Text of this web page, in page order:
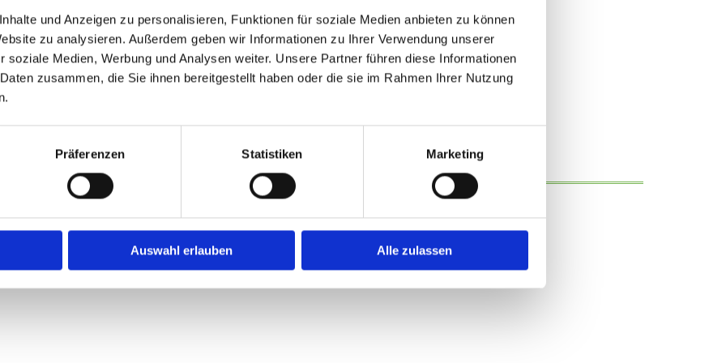
und Anzeigen zu personalisieren, Funktionen für soziale Medien anbieten zu können
zu analysieren. Außerdem geben wir Informationen zu Ihrer Verwendung unserer
soziale Medien, Werbung und Analysen weiter. Unsere Partner führen diese Informationen
zusammen, die Sie ihnen bereitgestellt haben oder die sie im Rahmen Ihrer Nutzung
Präferenzen Statistiken Marketing
Auswahl erlauben Alle zulassen
keinen Aufschlag.